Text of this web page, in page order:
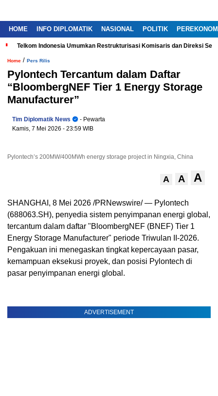
HOME INFO DIPLOMATIK NASIONAL POLITIK
Telkom Indonesia Umumkan Restrukturisasi Komisaris dan Direksi
Home / Pers Rilis
Pylontech Tercantum dalam Daftar
“BloombergNEF Tier 1 Energy Storage
Manufacturer”
Tim Diplomatik News
- Pewarta
Kamis, 7 Mei 2026 - 23:59 WIB
Pylontech’s 200MW/400MWh energy storage project in Ningxia, China
A A A
SHANGHAI , 8 Mei 2026 /PRNewswire/ — Pylontech
(688063.SH), penyedia sistem penyimpanan energi global,
tercantum dalam daftar "BloombergNEF (BNEF) Tier 1
Energy Storage Manufacturer" periode Triwulan II-2026.
Pengakuan ini menegaskan tingkat kepercayaan pasar,
kemampuan eksekusi proyek, dan posisi Pylontech di
pasar penyimpanan energi global.
ADVERTISEMENT